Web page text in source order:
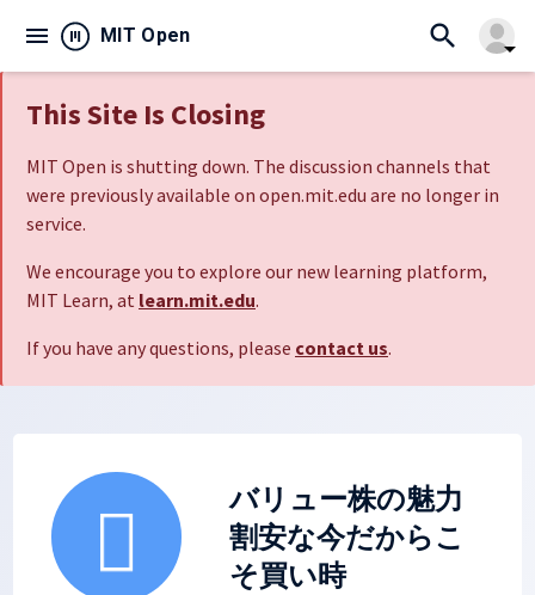
menu MIT Open search arrow_drop_down
close
This Site Is Closing
MIT Open is shutting down. The discussion channels that
were previously available on open.mit.edu are no longer in
service.
We encourage you to explore our new learning platform,
MIT Learn, at learn.mit.edu.
If you have any questions, please contact us.
バリュー株の魅力
割安な今だからこ
そ買い時